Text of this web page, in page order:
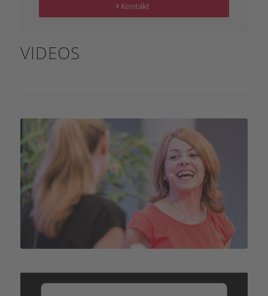
Kontakt
VIDEOS